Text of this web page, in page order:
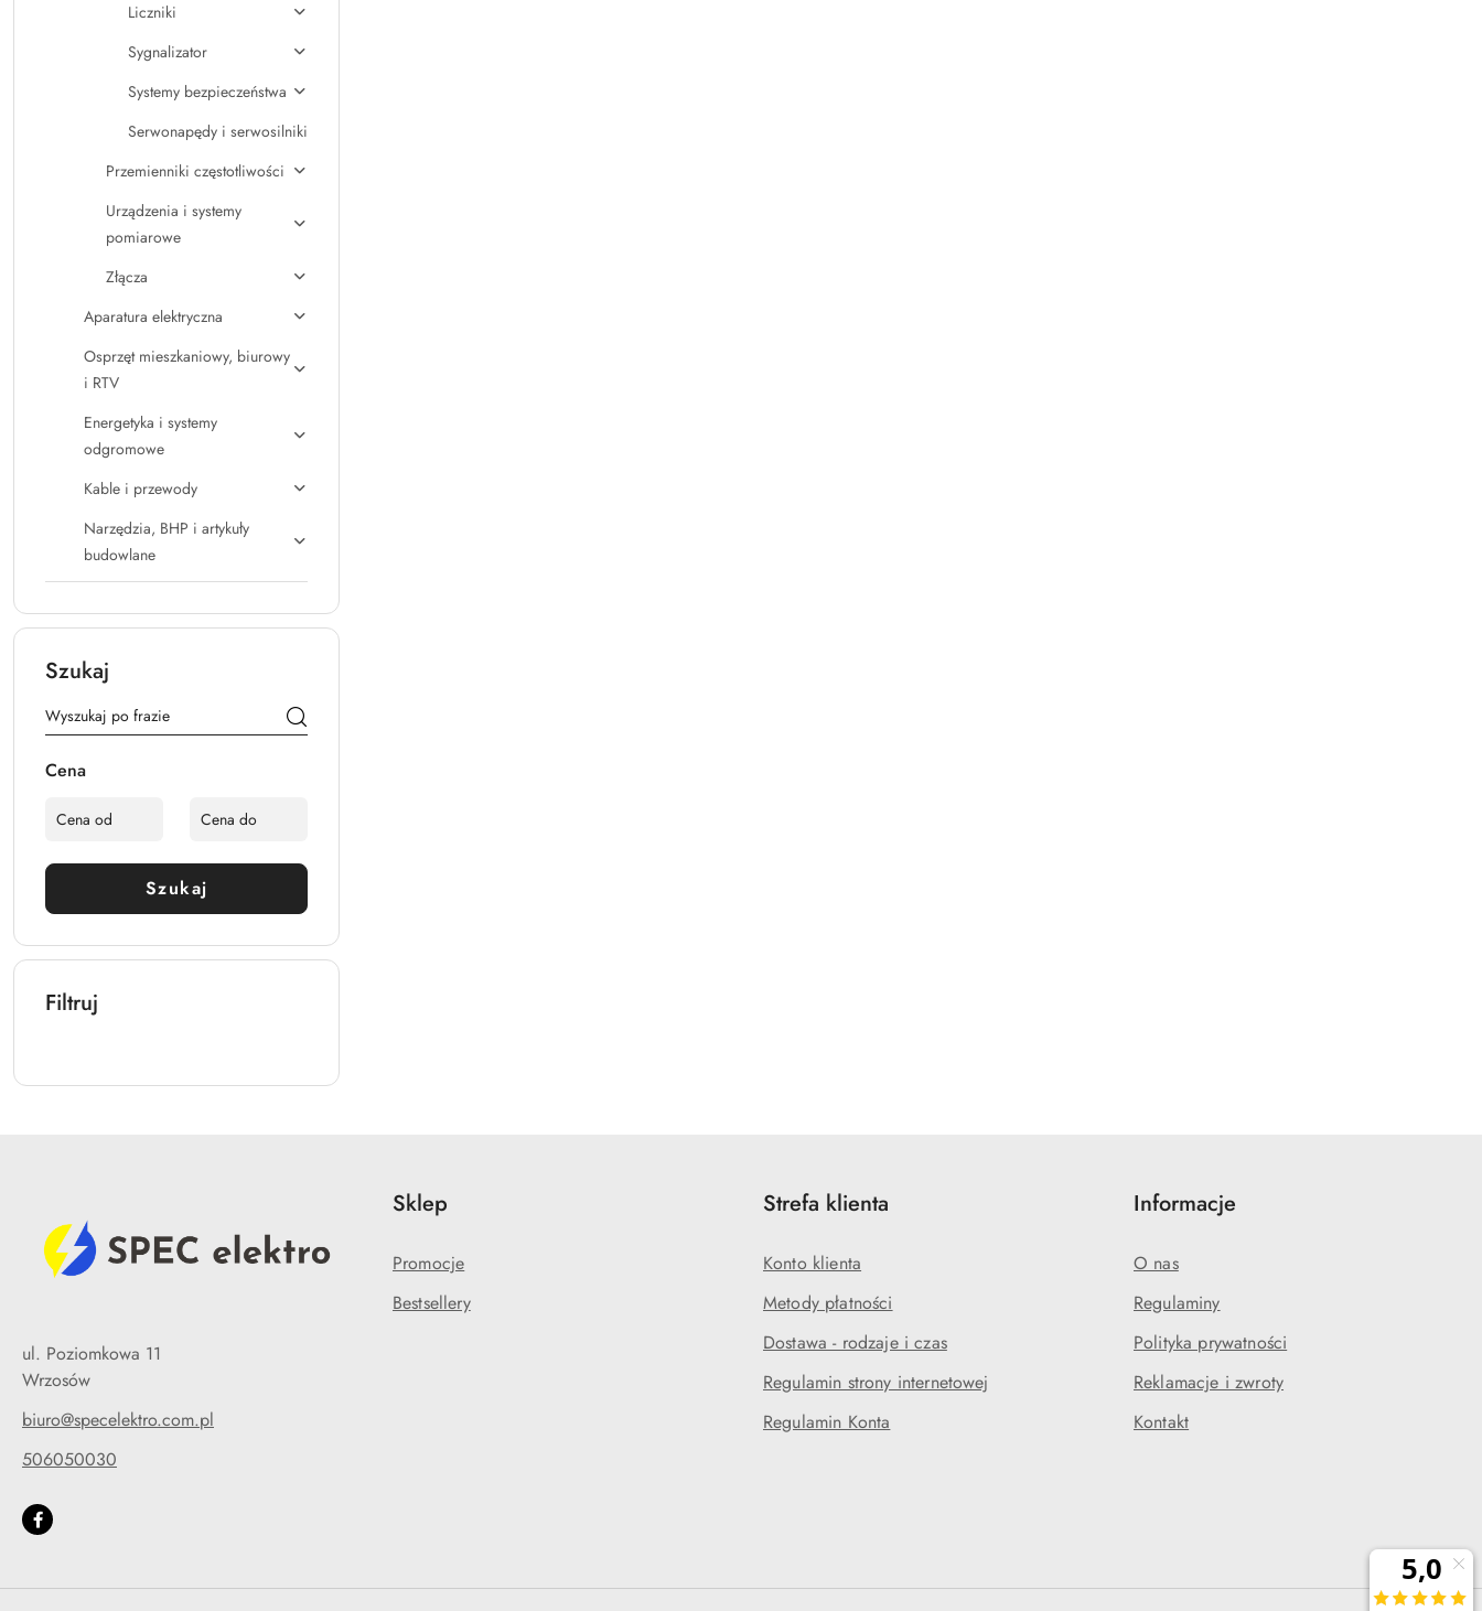
Liczniki
Sygnalizator
Systemy bezpieczeństwa
Serwonapędy i serwosilniki
Przemienniki częstotliwości
Urządzenia i systemy
pomiarowe
Złącza
Aparatura elektryczna
Osprzęt mieszkaniowy, biurowy
i RTV
Energetyka i systemy
odgromowe
Kable i przewody
Narzędzia, BHP i artykuły
budowlane
Szukaj
Cena
Szukaj
Filtruj
ul. Poziomkowa 11
Wrzosów
biuro@specelektro.com.pl
506050030
Sklep
Promocje
Bestsellery
Strefa klienta
Konto klienta
Metody płatności
Dostawa - rodzaje i czas
Regulamin strony internetowej
Regulamin Konta
Informacje
O nas
Regulaminy
Polityka prywatności
Reklamacje i zwroty
Kontakt